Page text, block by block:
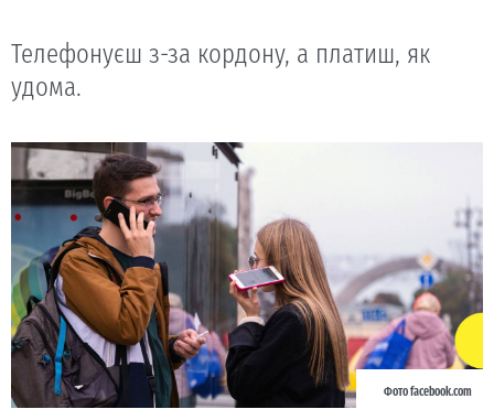
Телефонуєш з-за кордону, а платиш, як
удома.
Фото facebook.com